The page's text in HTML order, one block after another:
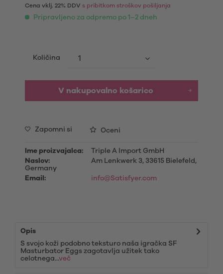
Cena vklj. 22% DDV s pribitkom stroškov pošiljanja
Pripravljeno za odpremo po 1–2 dneh
Količina
V nakupovalno košarico
Zapomni si Oceni
Ime proizvajalca:
Triple A Import GmbH
Naslov:
Am Lenkwerk 3, 33615 Bielefeld,
Germany
Email:
info@Satisfyer.com
Opis
S svojo koži podobno teksturo naša igračka SF
Masturbator Eggs zagotavlja užitek tako
celotnega...več